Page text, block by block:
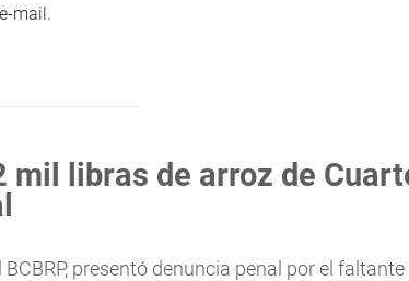
mail.
mil libras de arroz de
presentó denuncia penal por el